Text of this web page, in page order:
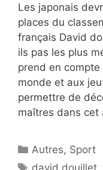
Les japonais
places du
français David
ils pas les plus
prend en
monde et aux
permettre de
maîtres dans
Catégories
Autres, Sport
Étiquettes
david douillet,